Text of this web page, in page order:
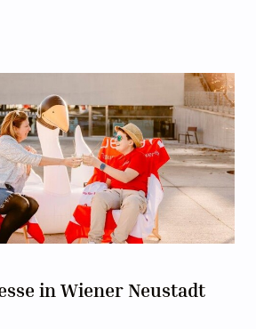
in Wiener Neustadt